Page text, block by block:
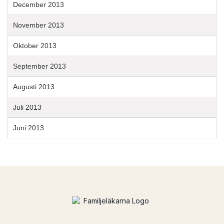
December 2013
November 2013
Oktober 2013
September 2013
Augusti 2013
Juli 2013
Juni 2013